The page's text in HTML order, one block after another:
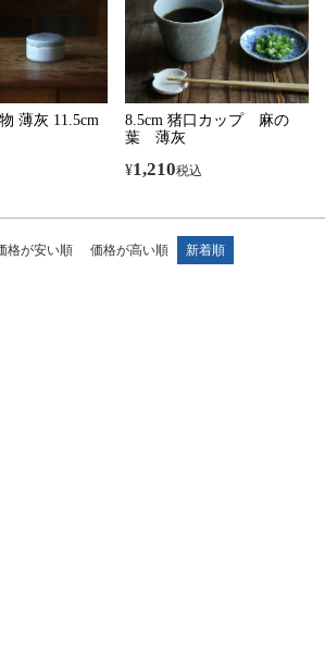
薄灰 11.5cm
8.5cm 猪口カップ 麻の
葉 薄灰
¥1,210税込
格が安い順 価格が高い順 新着順